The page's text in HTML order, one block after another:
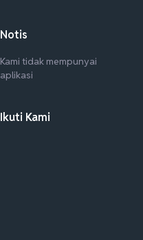
Notis
Kami tidak mempunyai
aplikasi
Ikuti Kami